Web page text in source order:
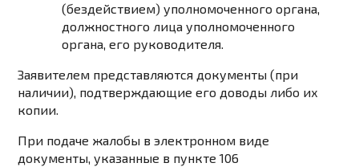
(бездействием) уполномоченного органа,
должностного лица уполномоченного
органа, его руководителя.
Заявителем представляются документы (при
наличии), подтверждающие его доводы либо их
копии.
При подаче жалобы в электронном виде
документы, указанные в пункте 106